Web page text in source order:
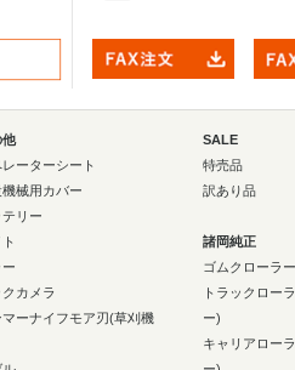
他
レーターシート
機械用カバー
テリー
ー
クカメラ
マーナイフモア刃(草刈機
SALE
特売品
訳あり品
諸岡純正
ゴムクローラー
トラックロー
ー)
キャリアロー